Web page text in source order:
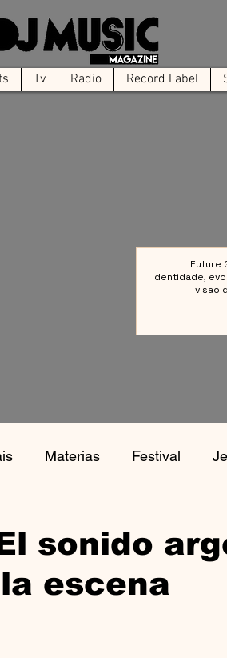
Tv Radio Record Label
Materias Festival
sonido
escena
Future
identidade,
visão